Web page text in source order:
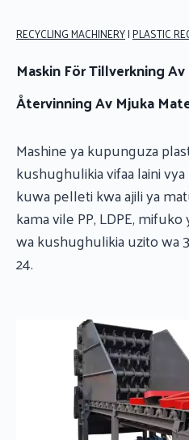
RECYCLING MACHINERY|PLASTIC
Maskin För Tillverkning
Återvinning Av Mjuka
Mashine ya kupunguza
kushughulikia vifaa laini
kuwa pelleti kwa ajili ya
kama vile PP, LDPE,
wa kushughulikia uzito wa
24.